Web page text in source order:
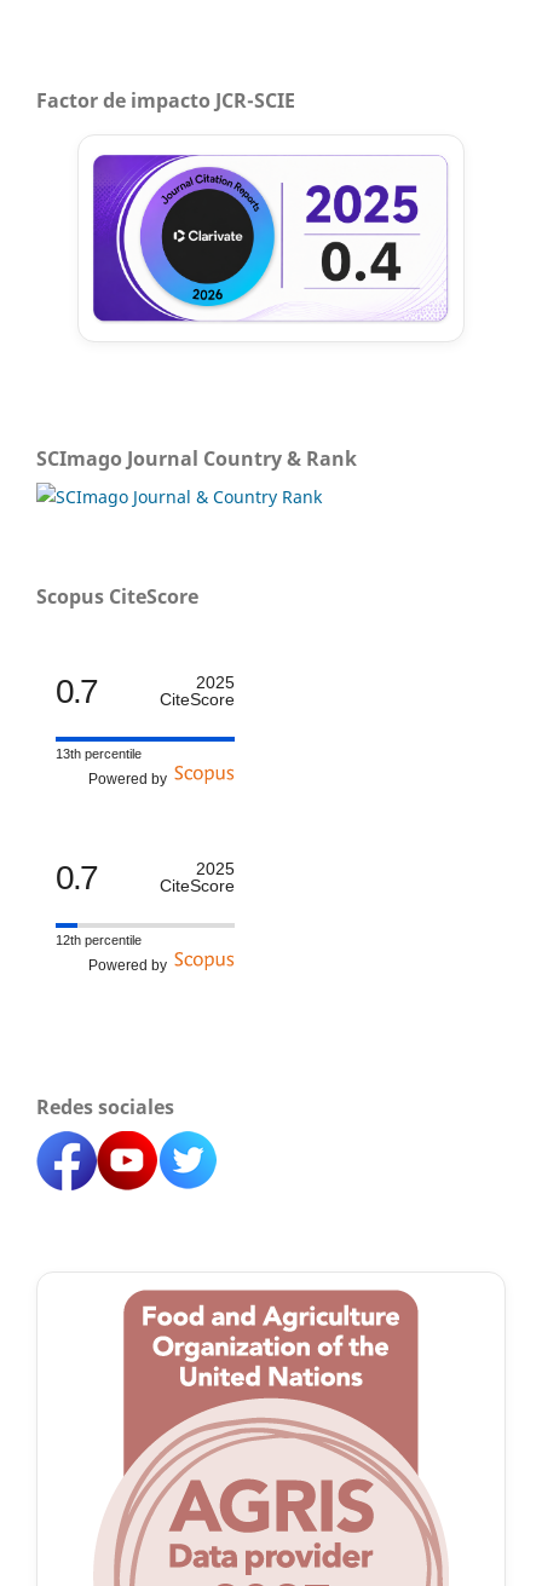
Factor de impacto JCR-SCIE
SCImago Journal Country & Rank
Scopus CiteScore
0.7
2025
CiteScore
13th percentile
Powered by
0.7
2025
CiteScore
12th percentile
Powered by
Redes sociales